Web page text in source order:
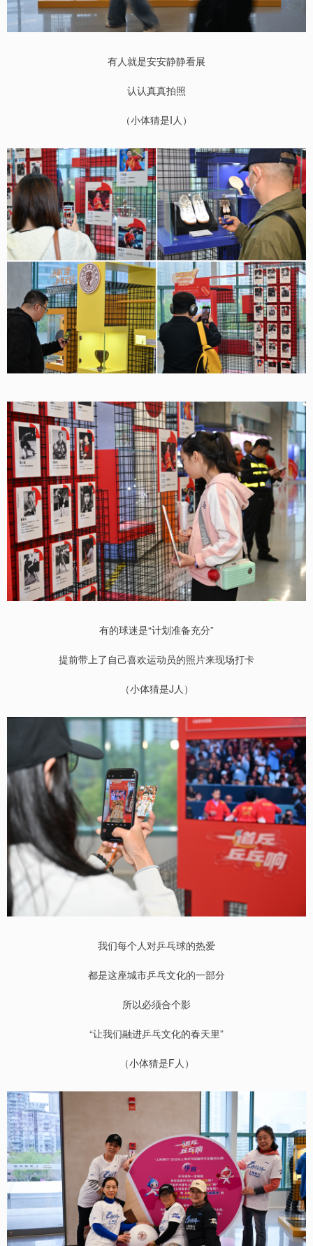
有人就是安安静静看展
认认真真拍照
（小体猜是I人）
有的球迷是“计划准备充分”
提前带上了自己喜欢运动员的照片来现场打卡
（小体猜是J人）
我们每个人对乒乓球的热爱
都是这座城市乒乓文化的一部分
所以必须合个影
“让我们融进乒乓文化的春天里”
（小体猜是F人）